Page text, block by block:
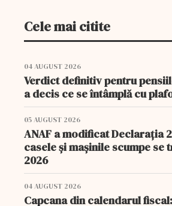
Cele mai citite
04 AUGUST 2026
Verdict definitiv pentru
a decis ce se întâmplă cu
05 AUGUST 2026
ANAF a modificat Declarația
casele și mașinile scumpe se
2026
04 AUGUST 2026
Capcana din calendarul